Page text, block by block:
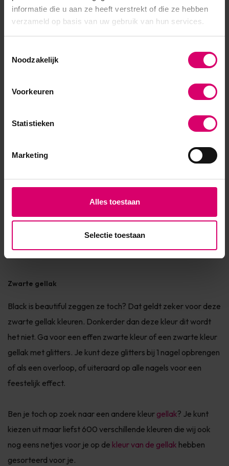
informatie die u aan ze heeft verstrekt of die ze hebben
verzameld op basis van uw gebruik van hun services.
Noodzakelijk
Voorkeuren
Statistieken
Marketing
Alles toestaan
Selectie toestaan
15,00
excl. btw
16,00
excl. btw
Zwarte gellak
Black is beautiful zeggen ze toch? Dat geldt zeker voor deze
zwarte gellak kleuren. Donkerder dan deze kleur dit wordt
het niet. Ga voor een effen zwarte kleur of een zwarte kleur
gellak met glitters. Je kunt deze glitters bij 1 nagel opbrengen
of als een overloop, of uiteraard op alle nagels voor een
feestelijk effect.
Ben je toch op zoek naar een andere kleur gellak? Je kunt
kiezen uit maar liefst 600 verschillende kleuren die wij ook
nog eens netjes voor je op de kleur van de gellak hebben
gesorteerd voor je.